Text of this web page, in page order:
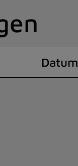
Datum